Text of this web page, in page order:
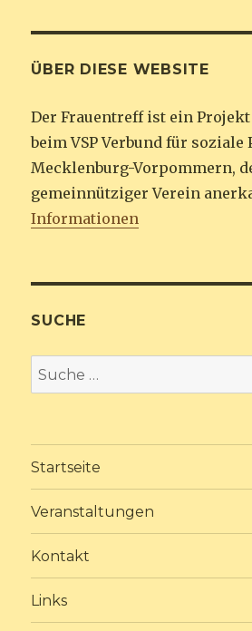
ÜBER DIESE WEBSITE
Der Frauentreff ist ein Projekt
beim VSP Verbund für soziale
Mecklenburg-Vorpommern,
gemeinnütziger Verein
Informationen
SUCHE
Suche
nach:
Startseite
Veranstaltungen
Kontakt
Links